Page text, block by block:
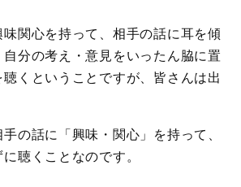
味関心を持って、相手の話に耳を傾
分の考え・意見をいったん脇に置
くということですが、皆さんは出
手の話に「興味・関心」を持って、
に聴くことなのです。